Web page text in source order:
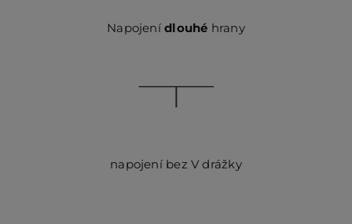
Napojenídlouhé hrany
napojení bez V drážky